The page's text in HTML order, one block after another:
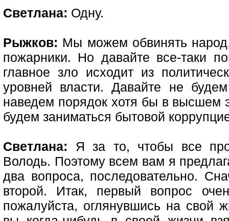
Светлана: Одну.
Рыжков: Мы можем обвинять
пожарники. Но давайте все-таки
главное зло исходит из
уровней власти. Давайте не
наведем порядок хотя бы в высшем
будем заниматься бытовой
Светлана: Я за то, чтобы все
Володь. Поэтому всем вам я
два вопроса, последовательно.
второй. Итак, первый вопрос
пожалуйста, оглянувшись на свой